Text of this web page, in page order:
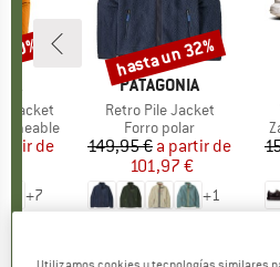
Jacket
reducido
de
+7
MARCA
PATAGONIA
Artículo
Retro Pile Jacket
Product group
Forro polar
Precio
149,95 € Precio reducido
a partir de
101,97 €
+1
Descuento
hasta un 32%